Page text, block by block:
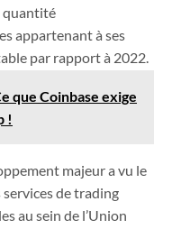
quantité
appartenant à ses
par rapport à 2022.
que Coinbase exige
!
majeur a vu le
de trading
au sein de l’Union